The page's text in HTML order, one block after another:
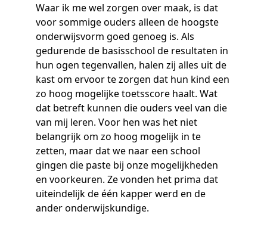
Waar ik me wel zorgen over maak, is dat
voor sommige ouders alleen de hoogste
onderwijsvorm goed genoeg is. Als
gedurende de basisschool de resultaten in
hun ogen tegenvallen, halen zij alles uit de
kast om ervoor te zorgen dat hun kind een
zo hoog mogelijke toetsscore haalt. Wat
dat betreft kunnen die ouders veel van die
van mij leren. Voor hen was het niet
belangrijk om zo hoog mogelijk in te
zetten, maar dat we naar een school
gingen die paste bij onze mogelijkheden
en voorkeuren. Ze vonden het prima dat
uiteindelijk de één kapper werd en de
ander onderwijskundige.